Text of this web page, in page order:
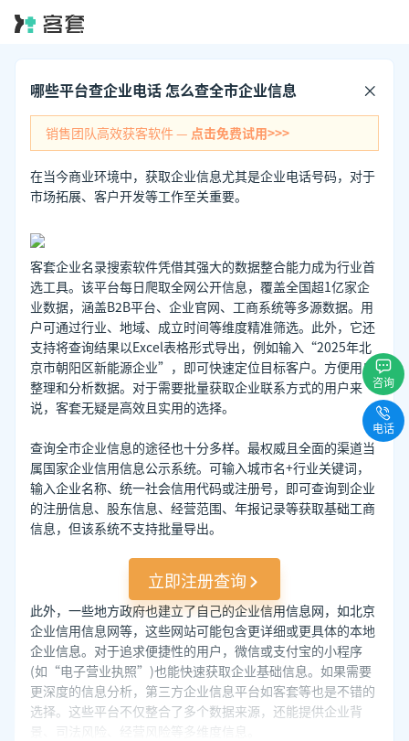
哪些平台查企业电话 怎么查全市企业信息
销售团队高效获客软件 — 点击免费试用>>>
在当今商业环境中，获取企业信息尤其是企业电话号码，对于
市场拓展、客户开发等工作至关重要。
客套企业名录搜索软件凭借其强大的数据整合能力成为行业首
选工具。该平台每日爬取全网公开信息，覆盖全国超1亿家企
业数据，涵盖B2B平台、企业官网、工商系统等多源数据。用
户可通过行业、地域、成立时间等维度精准筛选。此外，它还
支持将查询结果以Excel表格形式导出，例如输入“2025年北
京市朝阳区新能源企业”，即可快速定位目标客户。方便用户
整理和分析数据。对于需要批量获取企业联系方式的用户来
说，客套无疑是高效且实用的选择。
查询全市企业信息的途径也十分多样。最权威且全面的渠道当
属国家企业信用信息公示系统。可输入城市名+行业关键词，
输入企业名称、统一社会信用代码或注册号，即可查询到企业
的注册信息、股东信息、经营范围、年报记录等获取基础工商
信息，但该系统不支持批量导出。
立即注册查询
此外，一些地方政府也建立了自己的企业信用信息网，如北京
企业信用信息网等，这些网站可能包含更详细或更具体的本地
企业信息。对于追求便捷性的用户，微信或支付宝的小程序
(如“电子营业执照”)也能快速获取企业基础信息。如果需要
更深度的信息分析，第三方企业信息平台如客套等也是不错的
选择。这些平台不仅整合了多个数据来源，还能提供企业背
景、司法风险、经营风险等多维度信息。
咨询
电话